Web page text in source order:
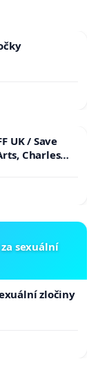
UK / Save
Charles
sexuální
zločiny